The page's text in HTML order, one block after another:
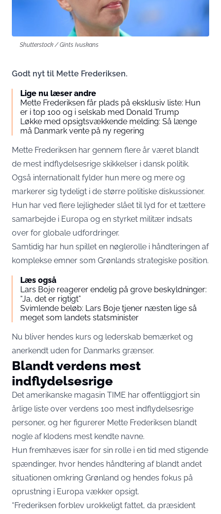
Shutterstock / Gints Ivuskans
Godt nyt til Mette Frederiksen.
Lige nu læser andre
Mette Frederiksen får plads på eksklusiv liste: Hun
er i top 100 og i selskab med Donald Trump
Løkke med opsigtsvækkende melding: Så længe
må Danmark vente på ny regering
Mette Frederiksen har gennem flere år været blandt
de mest indflydelsesrige skikkelser i dansk politik.
Også internationalt fylder hun mere og mere og
markerer sig tydeligt i de større politiske diskussioner.
Hun har ved flere lejligheder slået til lyd for et tættere
samarbejde i Europa og en styrket militær indsats
over for globale udfordringer.
Samtidig har hun spillet en nøglerolle i håndteringen af
komplekse emner som Grønlands strategiske position.
Læs også
Lars Boje reagerer endelig på grove beskyldninger:
“Ja, det er rigtigt”
Svimlende beløb: Lars Boje tjener næsten lige så
meget som landets statsminister
Nu bliver hendes kurs og lederskab bemærket og
anerkendt uden for Danmarks grænser.
Blandt verdens mest
indflydelsesrige
Det amerikanske magasin TIME har offentliggjort sin
årlige liste over verdens 100 mest indflydelsesrige
personer, og her figurerer Mette Frederiksen blandt
nogle af klodens mest kendte navne.
Hun fremhæves især for sin rolle i en tid med stigende
spændinger, hvor hendes håndtering af blandt andet
situationen omkring Grønland og hendes fokus på
oprustning i Europa vækker opsigt.
“Frederiksen forblev urokkeligt fattet, da præsident